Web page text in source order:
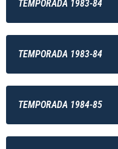
TEMPORADA 1983-84
TEMPORADA 1983-84
TEMPORADA 1984-85